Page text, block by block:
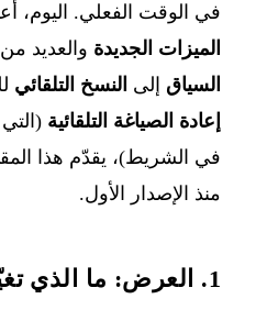
في الوقت الفعلي. اليوم،
الميزات الجديدة والعديد من
السياق إلى النسخ التلقائي
إعادة الصياغة التلقائية
في الشريط)، يقدّم هذا
منذ الإصدار الأول.
1. العرض: ما الذي تغيّر؟